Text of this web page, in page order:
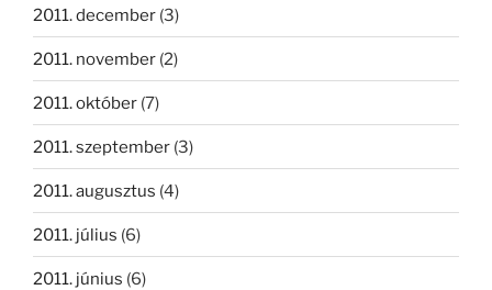
2011. december (3)
2011. november (2)
2011. október (7)
2011. szeptember (3)
2011. augusztus (4)
2011. július (6)
2011. június (6)